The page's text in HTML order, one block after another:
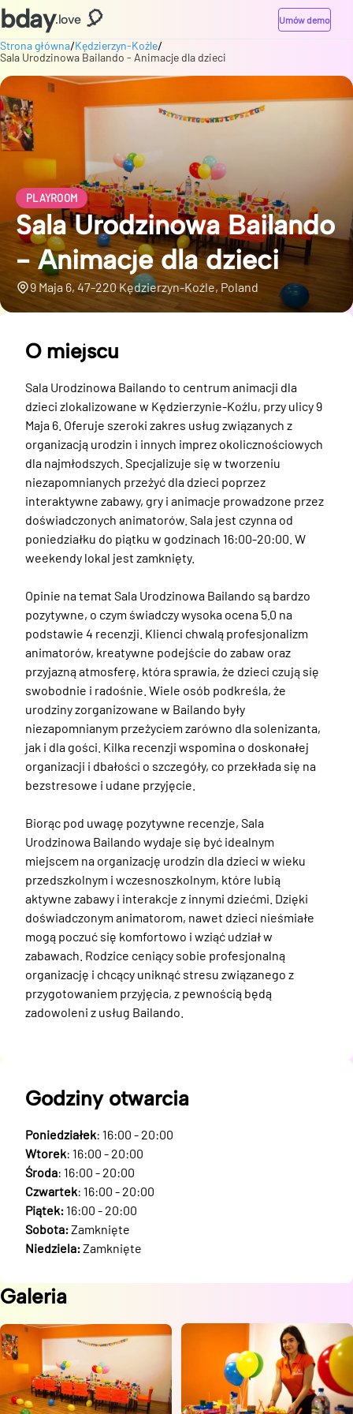
bday.love 🎈 Umów demo
Strona główna/Kędzierzyn-Koźle/
Sala Urodzinowa Bailando - Animacje dla dzieci
PLAYROOM
Sala Urodzinowa Bailando
- Animacje dla dzieci
9 Maja 6, 47-220 Kędzierzyn-Koźle, Poland
O miejscu
Sala Urodzinowa Bailando to centrum animacji dla
dzieci zlokalizowane w Kędzierzynie-Koźlu, przy ulicy 9
Maja 6. Oferuje szeroki zakres usług związanych z
organizacją urodzin i innych imprez okolicznościowych
dla najmłodszych. Specjalizuje się w tworzeniu
niezapomnianych przeżyć dla dzieci poprzez
interaktywne zabawy, gry i animacje prowadzone przez
doświadczonych animatorów. Sala jest czynna od
poniedziałku do piątku w godzinach 16:00-20:00. W
weekendy lokal jest zamknięty.
Opinie na temat Sala Urodzinowa Bailando są bardzo
pozytywne, o czym świadczy wysoka ocena 5.0 na
podstawie 4 recenzji. Klienci chwalą profesjonalizm
animatorów, kreatywne podejście do zabaw oraz
przyjazną atmosferę, która sprawia, że dzieci czują się
swobodnie i radośnie. Wiele osób podkreśla, że
urodziny zorganizowane w Bailando były
niezapomnianym przeżyciem zarówno dla solenizanta,
jak i dla gości. Kilka recenzji wspomina o doskonałej
organizacji i dbałości o szczegóły, co przekłada się na
bezstresowe i udane przyjęcie.
Biorąc pod uwagę pozytywne recenzje, Sala
Urodzinowa Bailando wydaje się być idealnym
miejscem na organizację urodzin dla dzieci w wieku
przedszkolnym i wczesnoszkolnym, które lubią
aktywne zabawy i interakcje z innymi dziećmi. Dzięki
doświadczonym animatorom, nawet dzieci nieśmiałe
mogą poczuć się komfortowo i wziąć udział w
zabawach. Rodzice ceniący sobie profesjonalną
organizację i chcący uniknąć stresu związanego z
przygotowaniem przyjęcia, z pewnością będą
zadowoleni z usług Bailando.
Godziny otwarcia
Poniedziałek: 16:00 - 20:00
Wtorek: 16:00 - 20:00
Środa: 16:00 - 20:00
Czwartek: 16:00 - 20:00
Piątek: 16:00 - 20:00
Sobota:Zamknięte
Niedziela:Zamknięte
Galeria